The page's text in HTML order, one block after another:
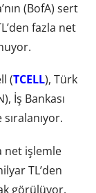
(BofA) sert
fazla net
(TCELL), Türk
İş Bankası
net işlemle
TL’den
görülüyor.